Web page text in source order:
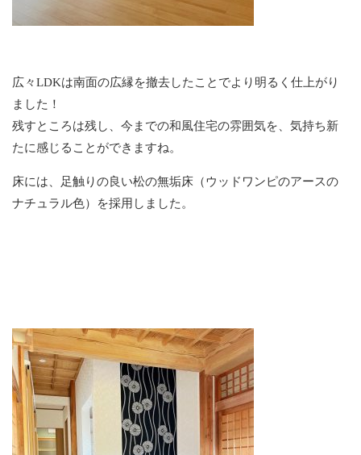
広々LDKは南面の広縁を撤去したことでより明るく仕上がり
ました！
残すところは残し、今までの和風住宅の雰囲気を、気持ち新
たに感じることができますね。
床には、足触りの良い松の無垢床（ウッドワンピのアースの
ナチュラル色）を採用しました。